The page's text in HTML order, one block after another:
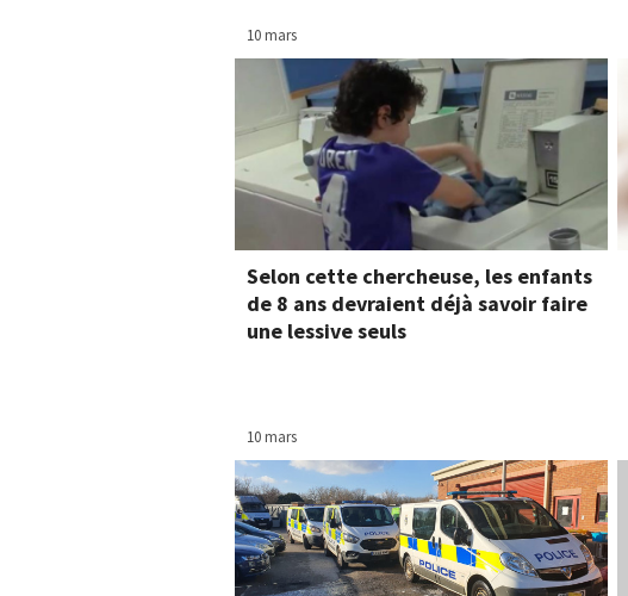
10 mars
Selon cette chercheuse, les enfants
de 8 ans devraient déjà savoir faire
une lessive seuls
10 mars